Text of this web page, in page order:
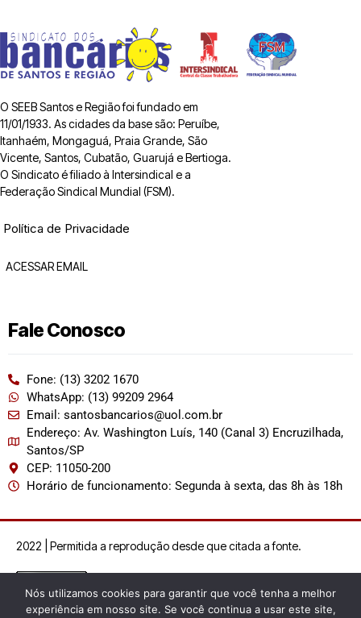
O SEEB Santos e Região foi fundado em
11/01/1933. As cidades da base são: Peruíbe,
Itanhaém, Mongaguá, Praia Grande, São
Vicente, Santos, Cubatão, Guarujá e Bertioga.
O Sindicato é filiado à Intersindical e a
Federação Sindical Mundial (FSM).
Política de Privacidade
ACESSAR EMAIL
Fale Conosco
Fone: (13) 3202 1670
WhatsApp: (13) 99209 2964
Email: santosbancarios@uol.com.br
Endereço: Av. Washington Luís, 140 (Canal 3) Encruzilhada,
Santos/SP
CEP: 11050-200
Horário de funcionamento: Segunda à sexta, das 8h às 18h
2022 | Permitida a reprodução desde que citada a fonte.
Nós utilizamos cookies para garantir que você tenha a melhor
experiência em nosso site. Se você continua a usar este site,